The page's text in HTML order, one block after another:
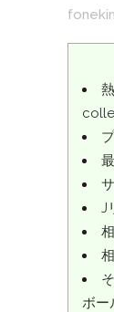
J
ボー